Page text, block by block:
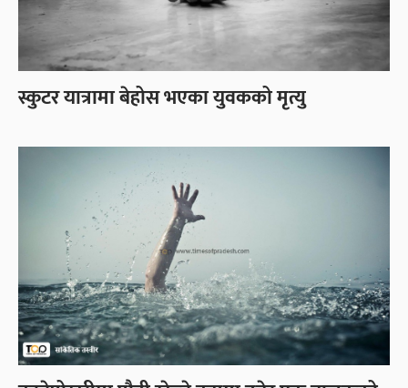
स्कुटर यात्रामा बेहोस भएका युवकको मृत्यु